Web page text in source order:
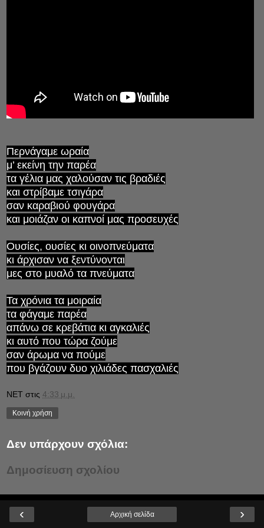
Περνάγαμε ωραία
μ’ εκείνη την παρέα
τα γέλια μας χαλούσαν τις βραδιές
και στρίβαμε τσιγάρα
σαν καραβιού φουγάρα
και μοιάζαν οι καπνοί μας προσευχές
Ουσίες, ουσίες κι οινοπνεύματα
κι άρχισαν να ξεντύνονται
μες στο μυαλό τα πνεύματα
Τα χρόνια τα μοιραία
τα φάγαμε παρέα
απάνω σε κρεβάτια κι αγκαλιές
κι αυτό που τώρα ζούμε
σαν άρωμα να πούμε
που βγάζουν δυο χιλιάδες πασχαλιές
NET στις 4:33 μ.μ.
Κοινή χρήση
Δεν υπάρχουν σχόλια:
Δημοσίευση σχολίου
‹ ›
Αρχική σελίδα